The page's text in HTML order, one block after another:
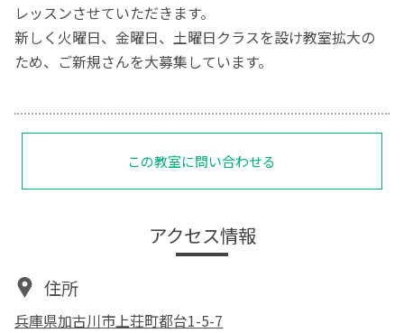
レッスンさせていただきます。
新しく火曜日、金曜日、土曜日クラスを設け教室拡大の
ため、ご新規さんを大募集しています。
この教室に問い合わせる
アクセス情報
住所
兵庫県加古川市上荘町都台1-5-7